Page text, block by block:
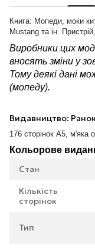
Книга: Мопеди, моки
Mustang та ін.
Виробники цих
вносять зміни у
Тому деякі дані
(мопеду).
Видавництво: Ранок
176 сторінок А5, м'яка
Кольорове
Стан
Кількість
сторінок
Тип